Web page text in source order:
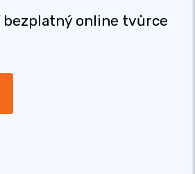
bezplatný online tvůrce